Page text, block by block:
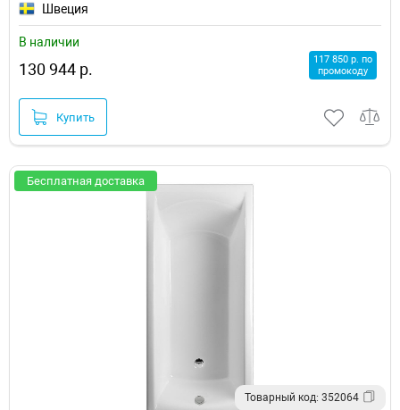
Швеция
В наличии
130 944 р.
117 850 р. по
промокоду
Купить
Бесплатная доставка
Товарный код: 352064